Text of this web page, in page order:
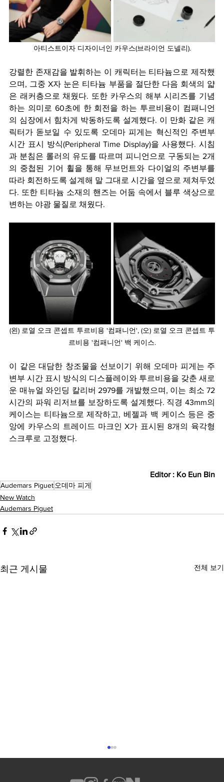
아티스트이자 디자이너인 카우스(브라이언 도넬리).
강렬한 존재감을 발휘하는 이 캐릭터는 티타늄으로 제작했
으며, 그중 X자 눈은 티타늄 부품을 절단한 다음 회색의 얇
은 래커층으로 채웠다. 또한 카우스의 해부 시리즈를 기념
하는 의미로 60초에 한 회전을 하는 투르비용이 컴패니언
의 심장에서 힘차게 박동하도록 설계했다. 이 만화 같은 캐
릭터가 돋보일 수 있도록 오데마 피게는 혁신적인 주변부
시간 표시 방식(Peripheral Time Display)을 사용했다. 시침
과 분침은 롤러의 유도를 따르며 피니언으로 구동되는 2개
의 중첩된 기어 휠을 통해 무브먼트와 다이얼의 주변부를
따라 회전하도록 설계해 말 그대로 시간을 옆으로 제쳐두었
다. 또한 티타늄 소재의 핸즈는 어둠 속에서 블루 색상으로
변하는 야광 물질로 채웠다.
(왼) 로열 오크 콘셉트 투르비용 '컴패니언', (오) 로열 오크 콘셉트 투
르비용 '컴패니언' 백 케이스.
이 같은 대담한 창조물을 선보이기 위해 오데마 피게는 주
변부 시간 표시 방식의 디스플레이와 투르비용을 갖춘 새로
운 매뉴얼 와인딩 칼리버 2979를 개발했으며, 이는 최소 72
시간의 파워 리저브를 보장하도록 설계했다. 직경 43mm의
케이스는 티타늄으로 제작하고, 베젤과 백 케이스 등은 중
앙에 카우스의 트레이드 마크인 X가 표시된 8개의 육각형
스크루로 고정했다.
Editor : Ko Eun Bin
Audemars Piguet 오데마 피게
New Watch
Audemars Piguet
최근 게시물 전체 보기